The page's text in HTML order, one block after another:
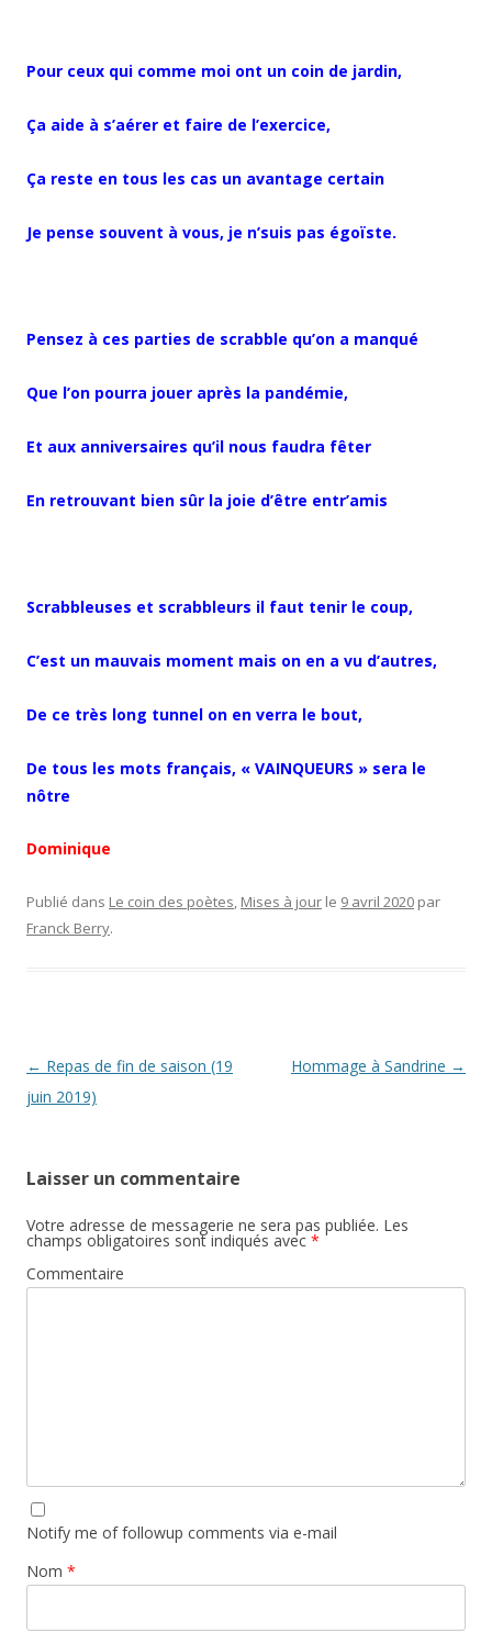
Pour ceux qui comme moi ont un coin de jardin,
Ça aide à s’aérer et faire de l’exercice,
Ça reste en tous les cas un avantage certain
Je pense souvent à vous, je n’suis pas égoïste.
Pensez à ces parties de scrabble qu’on a manqué
Que l’on pourra jouer après la pandémie,
Et aux anniversaires qu’il nous faudra fêter
En retrouvant bien sûr la joie d’être entr’amis
Scrabbleuses et scrabbleurs il faut tenir le coup,
C’est un mauvais moment mais on en a vu d’autres,
De ce très long tunnel on en verra le bout,
De tous les mots français, « VAINQUEURS » sera le
nôtre
Dominique
Publié dans Le coin des poètes, Mises à jour le 9 avril 2020 par
Franck Berry.
Post navigation
← Repas de fin de saison (19
juin 2019)
Hommage à Sandrine →
Laisser un commentaire
Votre adresse de messagerie ne sera pas publiée. Les
champs obligatoires sont indiqués avec *
Commentaire
Notify me of followup comments via e-mail
Nom *